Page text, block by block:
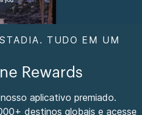
TUDO EM UM
Rewards
aplicativo premiado.
destinos globais e acesse